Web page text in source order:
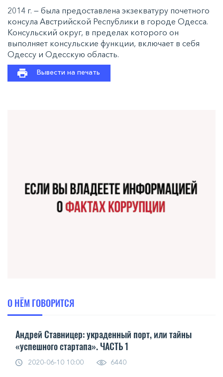
2014 г. — была предоставлена экзекватуру почетного
консула Австрийской Республики в городе Одесса.
Консульский округ, в пределах которого он
выполняет консульские функции, включает в себя
Одессу и Одесскую область.
Вывести на печать
О НЁМ ГОВОРИТСЯ
Андрей Ставницер: украденный порт, или тайны
«успешного стартапа». ЧАСТЬ 1
2020-06-10 10:00 6440